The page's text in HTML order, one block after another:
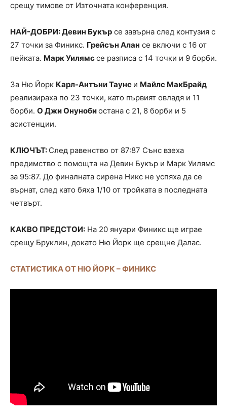
срещу тимове от Източната конференция.
НАЙ-ДОБРИ: Девин Букър се завърна след контузия с
27 точки за Финикс. Грейсън Алан се включи с 16 от
пейката. Марк Уилямссе разписа с 14 точки и 9 борби.
За Ню Йорк Карл-Антъни Таунс и Майлс МакБрайд
реализираха по 23 точки, като първият овладя и 11
борби. О Джи Онунобиостана с 21, 8 борби и 5
асистенции.
КЛЮЧЪТ: След равенство от 87:87 Сънс взеха
предимство с помощта на Девин Букър и Марк Уилямс
за 95:87. До финалната сирена Никс не успяха да се
върнат, след като бяха 1/10 от тройката в последната
четвърт.
КАКВО ПРЕДСТОИ: На 20 януари Финикс ще играе
срещу Бруклин, докато Ню Йорк ще срещне Далас.
СТАТИСТИКА ОТ НЮ ЙОРК – ФИНИКС